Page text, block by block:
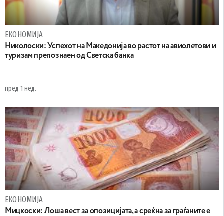
ЕКОНОМИЈА
Николоски: Успехот на Македонија во растот на авиолетови и
туризам препознаен од Светска банка
пред 1 нед.
ЕКОНОМИЈА
Мицкоски: Лоша вест за опозицијата, а среќна за граѓаните е